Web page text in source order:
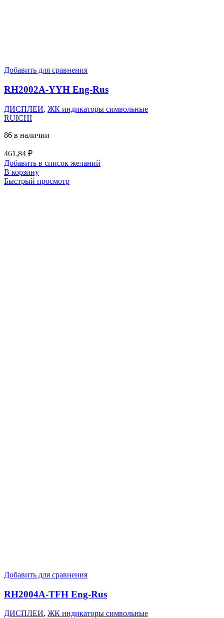
Добавить для сравнения
RH2002A-YYH Eng-Rus
ДИСПЛЕИ, ЖК индикаторы символьные
RUICHI
86 в наличии
461,84 ₽
Добавить в список желаний
В корзину
Быстрый просмотр
Добавить для сравнения
RH2004A-TFH Eng-Rus
ДИСПЛЕИ, ЖК индикаторы символьные